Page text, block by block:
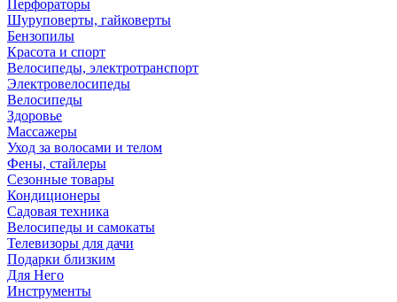
Перфораторы
Шуруповерты, гайковерты
Бензопилы
Красота и спорт
Велосипеды, электротранспорт
Электровелосипеды
Велосипеды
Здоровье
Массажеры
Уход за волосами и телом
Фены, стайлеры
Сезонные товары
Кондиционеры
Садовая техника
Велосипеды и самокаты
Телевизоры для дачи
Подарки близким
Для Него
Инструменты